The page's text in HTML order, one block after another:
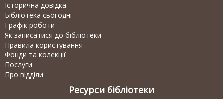
Історична довідка
Бібліотека сьогодні
Графік роботи
Як записатися до бібліотеки
Правила користування
Фонди та колекції
Послуги
Про відділи
Ресурси бібліотеки